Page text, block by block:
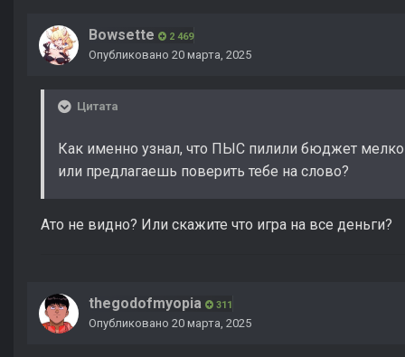
Bowsette 2 469
Опубликовано 20 марта, 2025
Цитата
Как именно узнал, что ПЫС пилили бюджет
или предлагаешь поверить тебе на слово?
Ато не видно? Или скажите что игра на все деньги?
thegodofmyopia 311
Опубликовано 20 марта, 2025